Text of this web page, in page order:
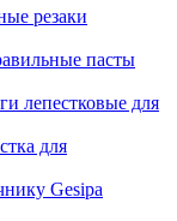
резаки
пасты
лепестковые для
для
Gesipa